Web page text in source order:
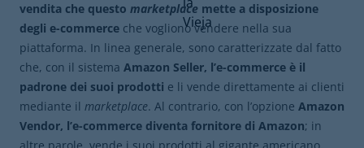
vendita che questo marketplace mette a disposizione
degli e-commerce che vogliono vendere nella sua
piattaforma. In linea generale, sono caratterizzate dal fatto
che, con il sistema Amazon Seller, l’e-commerce è il
padrone dei suoi prodotti e li vende direttamente ai clienti
mediante il marketplace. Al contrario, con l’opzione Amazon
Vendor, l’e-commerce diventa fornitore di Amazon; in